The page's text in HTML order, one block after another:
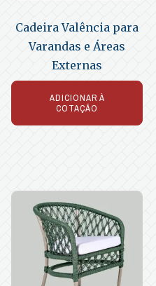
Cadeira Valência para
Varandas e Áreas
Externas
ADICIONAR À
COTAÇÃO